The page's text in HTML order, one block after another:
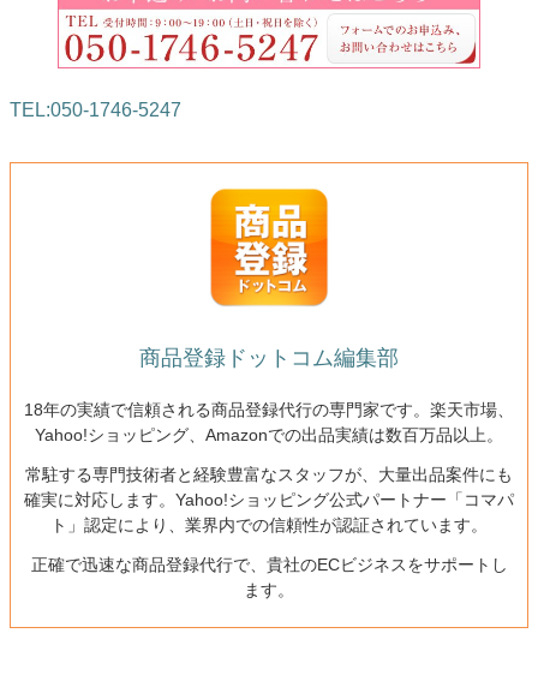
TEL:050-1746-5247
商品登録ドットコム編集部
18年の実績で信頼される商品登録代行の専門家です。楽天市場、
Yahoo!ショッピング、Amazonでの出品実績は数百万品以上。
常駐する専門技術者と経験豊富なスタッフが、大量出品案件にも
確実に対応します。Yahoo!ショッピング公式パートナー「コマパ
ト」認定により、業界内での信頼性が認証されています。
正確で迅速な商品登録代行で、貴社のECビジネスをサポートし
ます。